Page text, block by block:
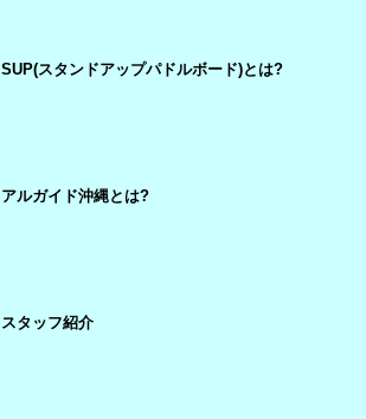
SUP(スタンドアップパドルボード)とは?
アルガイド沖縄とは?
スタッフ紹介